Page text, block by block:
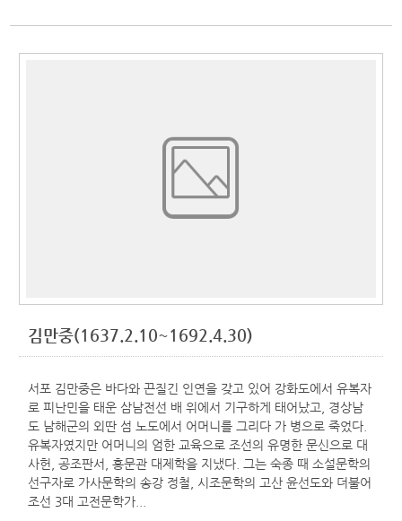
김만중(1637.2.10~1692.4.30)
서포 김만중은 바다와 끈질긴 인연을 갖고 있어 강화도에서 유복자
로 피난민을 태운 삼남전선 배 위에서 기구하게 태어났고, 경상남
도 남해군의 외딴 섬 노도에서 어머니를 그리다 가 병으로 죽었다.
유복자였지만 어머니의 엄한 교육으로 조선의 유명한 문신으로 대
사헌, 공조판서, 홍문관 대제학을 지냈다. 그는 숙종 때 소설문학의
선구자로 가사문학의 송강 정철, 시조문학의 고산 윤선도와 더불어
조선 3대 고전문학가...